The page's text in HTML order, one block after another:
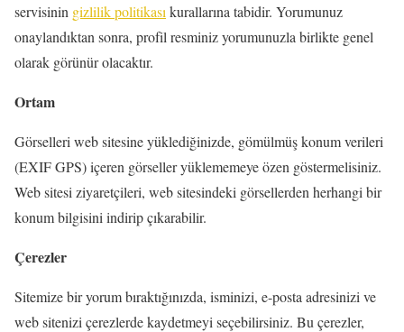
servisinin gizlilik politikası kurallarına tabidir. Yorumunuz
onaylandıktan sonra, profil resminiz yorumunuzla birlikte genel
olarak görünür olacaktır.
Ortam
Görselleri web sitesine yüklediğinizde, gömülmüş konum verileri
(EXIF GPS) içeren görseller yüklememeye özen göstermelisiniz.
Web sitesi ziyaretçileri, web sitesindeki görsellerden herhangi bir
konum bilgisini indirip çıkarabilir.
Çerezler
Sitemize bir yorum bıraktığınızda, isminizi, e-posta adresinizi ve
web sitenizi çerezlerde kaydetmeyi seçebilirsiniz. Bu çerezler,